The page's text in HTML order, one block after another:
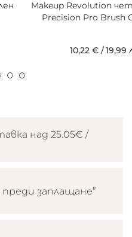
Makeup Revolution
Precision Pro Brush
10,22 €/19,99
над 25.05€ /
заплащане”